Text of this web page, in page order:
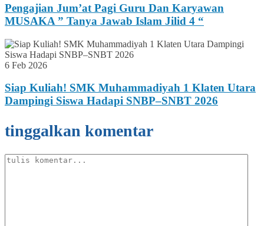
Pengajian Jum’at Pagi Guru Dan Karyawan
MUSAKA ” Tanya Jawab Islam Jilid 4 “
6 Feb 2026
Siap Kuliah! SMK Muhammadiyah 1 Klaten Utara
Dampingi Siswa Hadapi SNBP–SNBT 2026
tinggalkan komentar